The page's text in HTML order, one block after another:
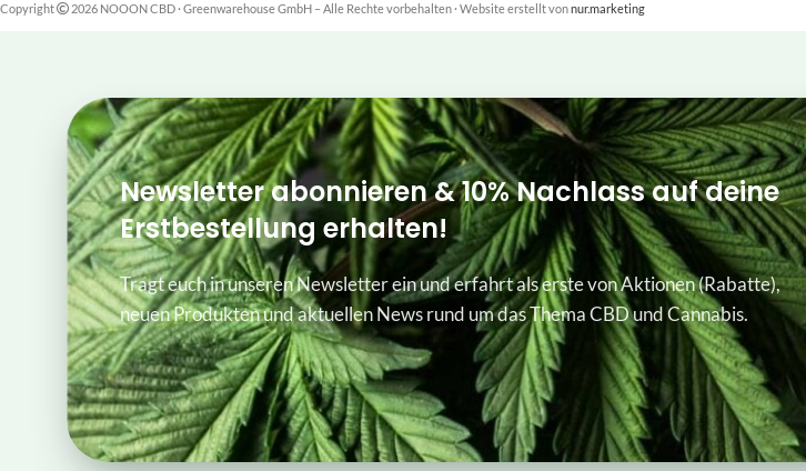
Copyright 2026 NOOON CBD · Greenwarehouse GmbH – Alle Rechte vorbehalten·Website erstellt vonnur.marketing
Newsletter abonnieren & 10% Nachlass auf deine
Erstbestellung erhalten!
Tragt euch in unseren Newsletter ein und erfahrt als erste von Aktionen (Rabatte),
neuen Produkten und aktuellen News rund um das Thema CBD und Cannabis.